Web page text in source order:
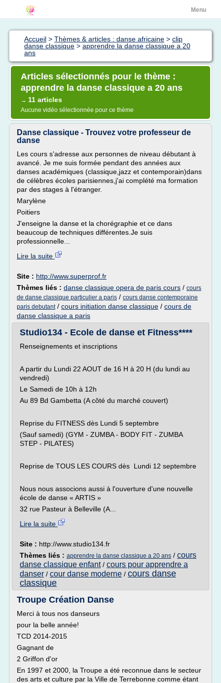
Menu
Accueil > Thèmes & articles : danse africaine > clip
danse classique > apprendre la danse classique a 20
ans
Articles sélectionnés pour le thème :
apprendre la danse classique a 20 ans
→ 11 articles
Aucune vidéo sélectionnée pour ce thème
Danse classique - Trouvez votre professeur de
danse
Les cours s'adresse aux personnes de niveau débutant à
avancé. Je me suis formée pendant des années aux
danses académiques (classique,jazz et contemporain)dans
de célèbres écoles parisiennes,j'ai complété ma formation
par des stages à l'étranger.
Marylène
Poitiers
J'enseigne la danse et la chorégraphie et ce dans
beaucoup de techniques différentes.Je suis
professionnelle...
Lire la suite
Site : http://www.superprof.fr
Thèmes liés : danse classique opera de paris cours / cours
de danse classique particulier a paris / cours danse contemporaine
paris debutant/ cours initiation danse classique / cours de
danse classique a paris
Studio134 - Ecole de danse et Fitness****
Renseignements et inscriptions
A partir du Lundi 22 AOUT de 16 H à 20 H (du lundi au
vendredi)
Le Samedi de 10h à 12h
Au 89 Bd Gambetta (A côté du marché couvert)
Reprise du FITNESS dès Lundi 5 septembre
(Sauf samedi) (GYM - ZUMBA - BODY FIT - ZUMBA
STEP - PILATES)
Reprise de TOUS LES COURS dès Lundi 12 septembre
Nous nous associons aussi à l'ouverture d'une nouvelle
école de danse « ARTIS »
32 rue Pasteur à Belleville (A...
Lire la suite
Site : http://www.studio134.fr
Thèmes liés : apprendre la danse classique a 20 ans / cours
danse classique enfant/ cours pour apprendre a
danser / cour danse moderne / cours danse
classique
Troupe Création Danse
Merci à tous nos danseurs
pour la belle année!
TCD 2014-2015
Gagnant de
2 Griffon d'or
En 1997 et 2000, la Troupe a été reconnue dans le secteur
des arts et culture par la Ville de Terrebonne comme étant